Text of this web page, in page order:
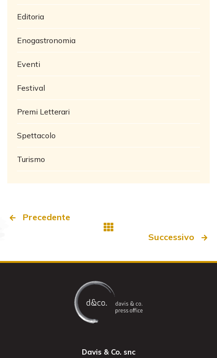
Editoria
Enogastronomia
Eventi
Festival
Premi Letterari
Spettacolo
Turismo
Precedente
Successivo
Davis & Co. snc